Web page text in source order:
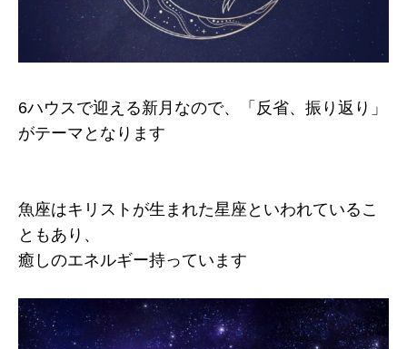
6ハウスで迎える新月なので、「反省、振り返り」
がテーマとなります
魚座はキリストが生まれた星座といわれているこ
ともあり、
癒しのエネルギー持っています